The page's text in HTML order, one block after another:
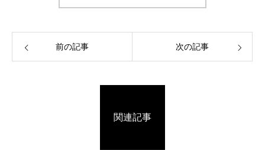
前の記事 次の記事
関連記事